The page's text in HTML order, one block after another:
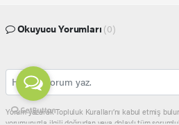
Okuyucu Yorumları (0)
Yorum yazarak Topluluk Kuralları’nı kabul etmiş
yorumunuzla ilgili doğrudan veya dolaylı tüm